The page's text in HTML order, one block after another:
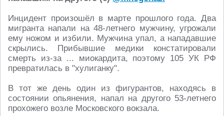
Инцидент произошёл в марте прошлого года. Два
мигранта напали на 48-летнего мужчину, угрожали
ему ножом и избили. Мужчина упал, а нападавшие
скрылись. Прибывшие медики констатировали
смерть из-за ... миокардита, поэтому 105 УК РФ
превратилась в "хулиганку".
В тот же день один из фигурантов, находясь в
состоянии опьянения, напал на другого 53-летнего
прохожего возле Московского вокзала.